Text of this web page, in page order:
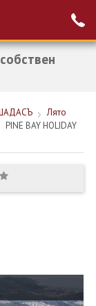
на
Лято
PINE BAY HOLIDAY